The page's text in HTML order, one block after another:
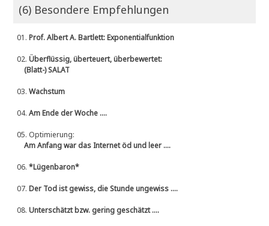
(6) Besondere Empfehlungen
01.Prof. Albert A. Bartlett: Exponentialfunktion
02.Überflüssig, überteuert, überbewertet:
(Blatt-) SALAT
03.Wachstum
04.Am Ende der Woche ....
05. Optimierung:
Am Anfang war das Internet öd und leer ....
06.*Lügenbaron*
07.Der Tod ist gewiss, die Stunde ungewiss ....
08.Unterschätzt bzw. gering geschätzt ....